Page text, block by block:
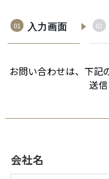
01 入力画面 02
お問い合わせは、下記
送
会社名